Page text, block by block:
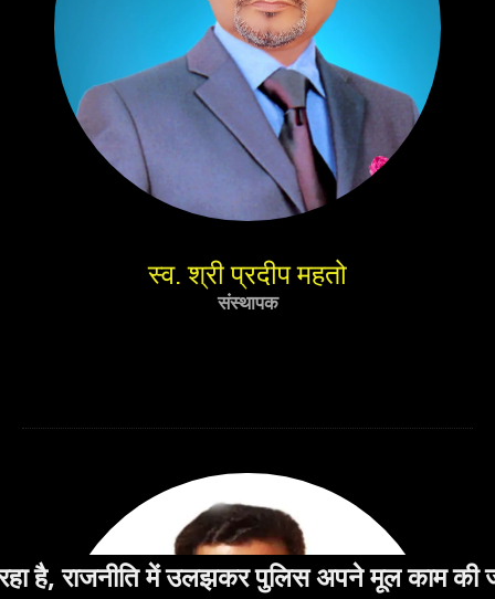
स्व. श्री प्रदीप महतो
संस्थापक
पुलिस अपने मूल काम की जगह सटोरियों औऱ नशे